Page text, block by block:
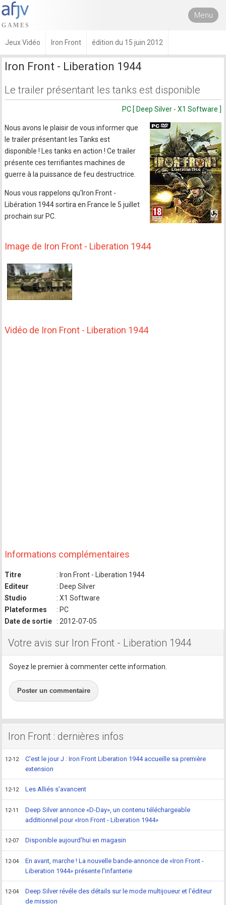
Menu
Jeux Vidéo Iron Front édition du 15 juin 2012
Iron Front - Liberation 1944
Le trailer présentant les tanks est disponible
PC [ Deep Silver - X1 Software ]
Nous avons le plaisir de vous informer que
le trailer présentant les Tanks est
disponible ! Les tanks en action ! Ce trailer
présente ces terrifiantes machines de
guerre à la puissance de feu destructrice.
Nous vous rappelons qu'Iron Front -
Libération 1944 sortira en France le 5 juillet
prochain sur PC.
Image de Iron Front - Liberation 1944
Vidéo de Iron Front - Liberation 1944
Informations complémentaires
Titre
: Iron Front - Liberation 1944
Editeur
: Deep Silver
Studio
: X1 Software
Plateformes
: PC
Date de sortie
: 2012-07-05
Votre avis sur Iron Front - Liberation 1944
Soyez le premier à commenter cette information.
Poster un commentaire
Iron Front : dernières infos
12-12
C'est le jour J : Iron Front Liberation 1944 accueille sa première
extension
12-12 Les Alliés s'avancent
12-11
Deep Silver annonce «D-Day», un contenu téléchargeable
additionnel pour «Iron Front - Liberation 1944»
12-07 Disponible aujourd'hui en magasin
12-04
En avant, marche ! La nouvelle bande-annonce de «Iron Front -
Liberation 1944» présente l'infanterie
12-04
Deep Silver révéle des détails sur le mode multijoueur et l'éditeur
de mission